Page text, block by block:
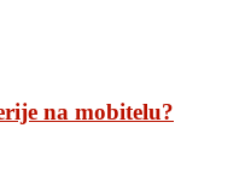
na mobitelu?